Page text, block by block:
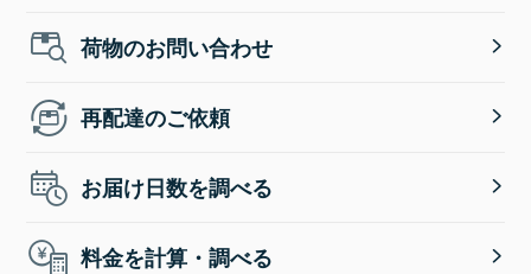
荷物のお問い合わせ
再配達のご依頼
お届け日数を調べる
料金を計算・調べる